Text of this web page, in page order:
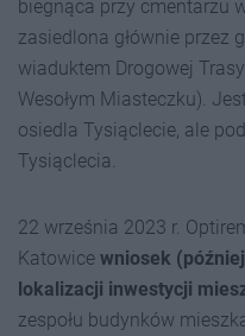
biegnąca przy cmentarzu
zasiedlona głównie przez
wiaduktem Drogowej
Wesołym Miasteczku).
osiedla Tysiąclecie, ale
Tysiąclecia.
22 września 2023 r.
Katowice wniosek
lokalizacji inwestycji
zespołu budynków